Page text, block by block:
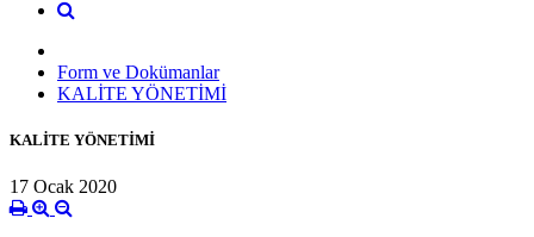
Form ve Dokümanlar
KALİTE YÖNETİMİ
KALİTE YÖNETİMİ
17 Ocak 2020